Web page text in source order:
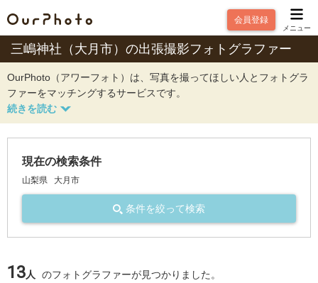
会員登録
メニュー
三嶋神社（大月市）の出張撮影フォトグラファー
OurPhoto（アワーフォト）は、写真を撮ってほしい人とフォトグラ
ファーをマッチングするサービスです。
現在の検索条件
山梨県 大月市
条件を絞って検索
13人 のフォトグラファーが見つかりました。